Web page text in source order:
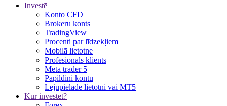
Investē
Konto CFD
Brokeru konts
TradingView
Procenti par līdzekļiem
Mobilā lietotne
Profesionāls klients
Meta trader 5
Papildini kontu
Lejupielādē lietotni vai MT5
Kur investēt?